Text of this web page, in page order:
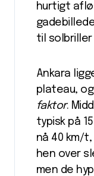
hurtigt
til solbriller
Ankara
plateau, og
faktor.
typisk på
nå 40 km/
hen over
men de